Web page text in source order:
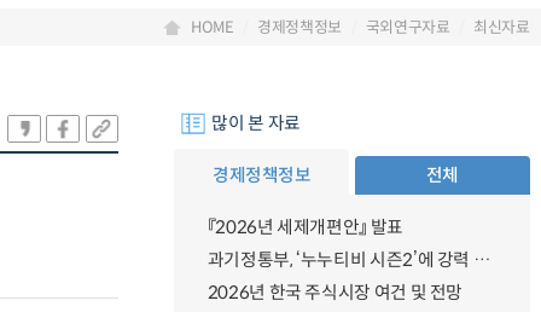
HOME 경제정책정보 국외연구자료 최신자료
많이 본 자료
경제정책정보 전체
『2026년 세제개편안』 발표
과기정통부, ‘누누티비 시즌2’에 강력 대응 의지 밝혀
2026년 한국 주식시장 여건 및 전망